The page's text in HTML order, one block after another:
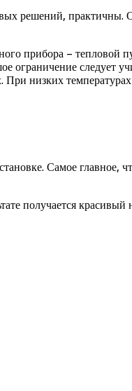
решений, практичны.
прибора –
ограничение следует
низких
Самое
получается красивый